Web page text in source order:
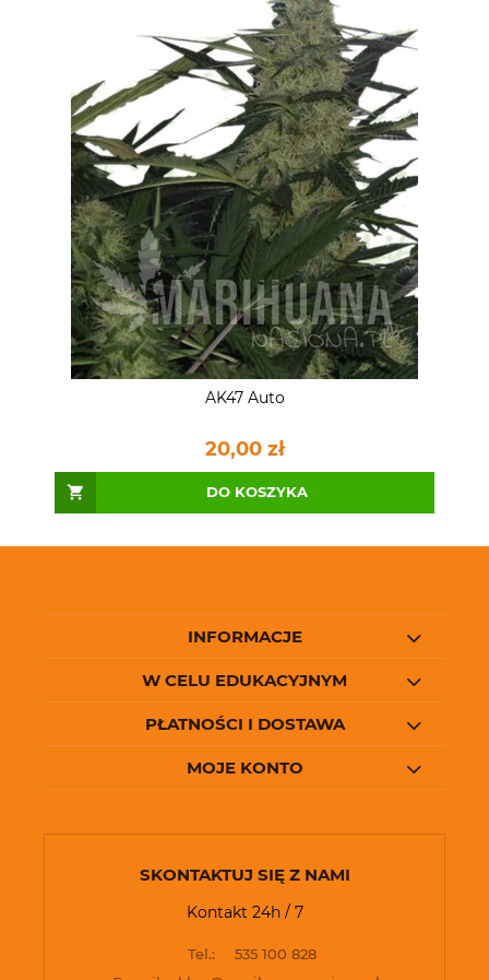
AK47 Auto
20,00 zł
DO KOSZYKA
INFORMACJE
W CELU EDUKACYJNYM
PŁATNOŚCI I DOSTAWA
MOJE KONTO
SKONTAKTUJ SIĘ Z NAMI
Kontakt 24h / 7
Tel.:
535 100 828